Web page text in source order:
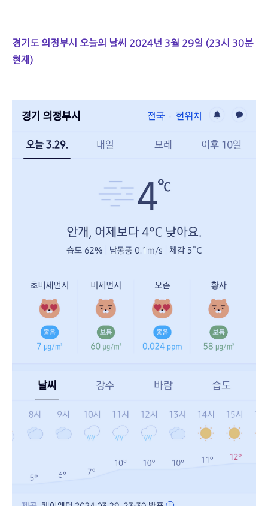
경기도 의정부시 오늘의 날씨 2024년 3월 29일 (23시 30분
현재)